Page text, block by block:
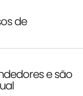
de
e são